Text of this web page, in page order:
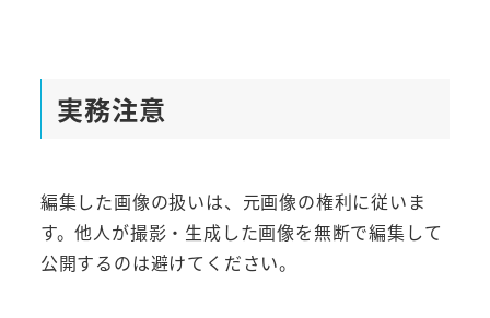
実務注意
編集した画像の扱いは、元画像の権利に従いま
す。他人が撮影・生成した画像を無断で編集して
公開するのは避けてください。